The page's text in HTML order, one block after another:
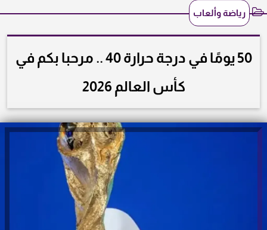
رياضة وألعاب
50 يومًا في درجة حرارة 40 .. مرحبا بكم في
كأس العالم 2026